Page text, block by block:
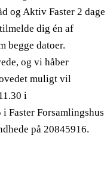
og Aktiv Faster 2 dage
dig én af
begge datoer.
og vi håber
muligt vil
i
Faster Forsamlingshus
på 20845916.